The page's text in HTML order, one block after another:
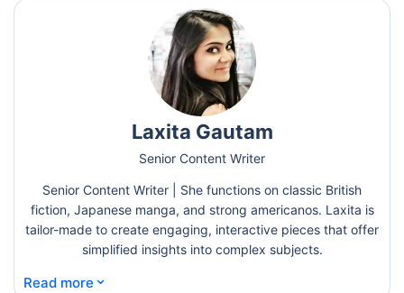
Laxita Gautam
Senior Content Writer
Senior Content Writer | She functions on classic British
fiction, Japanese manga, and strong americanos. Laxita is
tailor-made to create engaging, interactive pieces that offer
simplified insights into complex subjects.
Read more ⌄